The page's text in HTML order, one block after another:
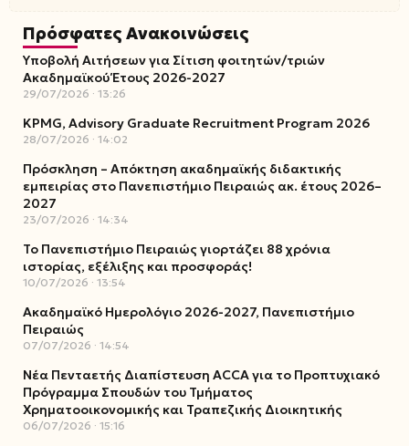
Πρόσφατες Ανακοινώσεις
Υποβολή Αιτήσεων για Σίτιση φοιτητών/τριών
Ακαδημαϊκού Έτους 2026-2027
29/07/2026 13:26
KPMG, Advisory Graduate Recruitment Program 2026
28/07/2026 14:02
Πρόσκληση – Απόκτηση ακαδημαϊκής διδακτικής
εμπειρίας στο Πανεπιστήμιο Πειραιώς ακ. έτους 2026–
2027
23/07/2026 14:34
Το Πανεπιστήμιο Πειραιώς γιορτάζει 88 χρόνια
ιστορίας, εξέλιξης και προσφοράς!
10/07/2026 13:54
Ακαδημαϊκό Ημερολόγιο 2026-2027, Πανεπιστήμιο
Πειραιώς
07/07/2026 14:54
Νέα Πενταετής Διαπίστευση ACCA για το Προπτυχιακό
Πρόγραμμα Σπουδών του Τμήματος
Χρηματοοικονομικής και Τραπεζικής Διοικητικής
06/07/2026 15:16